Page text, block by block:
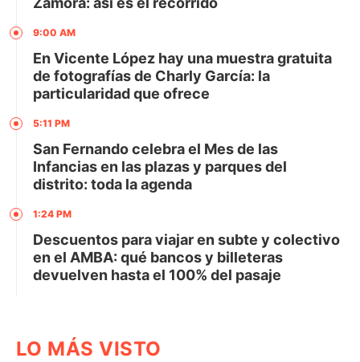
9:00 AM
En Vicente López hay una muestra gratuita
de fotografías de Charly García: la
particularidad que ofrece
5:11 PM
San Fernando celebra el Mes de las
Infancias en las plazas y parques del
distrito: toda la agenda
1:24 PM
Descuentos para viajar en subte y colectivo
en el AMBA: qué bancos y billeteras
devuelven hasta el 100% del pasaje
LO MÁS VISTO